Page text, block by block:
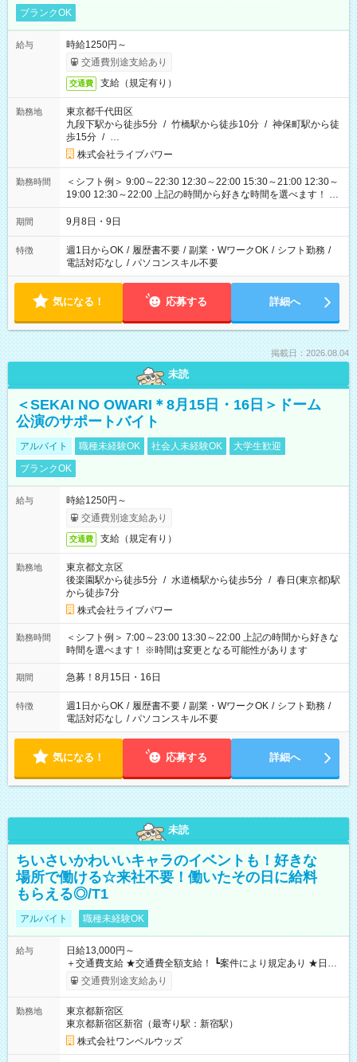
ブランクOK
給与
時給1250円～
交通費別途支給あり
交通費 支給（規定有り）
勤務地
東京都千代田区
九段下駅から徒歩5分 / 竹橋駅から徒歩10分 / 神保町駅から徒
歩15分 / …
株式会社ライブパワー
勤務時間
＜シフト例＞ 9:00～22:30 12:30～22:00 15:30～21:00 12:30～
19:00 12:30～22:00 上記の時間から好きな時間を選べます！ ※
時間は変更となる可能性があります
期間 9月8日・9日
特徴 週1日からOK / 履歴書不要 / 副業・WワークOK / シフト勤務 /
電話対応なし / パソコンスキル不要
気になる！ 応募する 詳細へ
掲載日：2026.08.04
未読
＜SEKAI NO OWARI＊8月15日・16日＞ドーム
公演のサポートバイト
アルバイト 職種未経験OK 社会人未経験OK
大学生歓迎
ブランクOK
給与
時給1250円～
交通費別途支給あり
交通費 支給（規定有り）
勤務地
東京都文京区
後楽園駅から徒歩5分 / 水道橋駅から徒歩5分 / 春日(東京都)駅
から徒歩7分
株式会社ライブパワー
勤務時間
＜シフト例＞ 7:00～23:00 13:30～22:00 上記の時間から好きな
時間を選べます！ ※時間は変更となる可能性があります
期間 急募！8月15日・16日
特徴 週1日からOK / 履歴書不要 / 副業・WワークOK / シフト勤務 /
電話対応なし / パソコンスキル不要
気になる！ 応募する 詳細へ
未読
ちいさいかわいいキャラのイベントも！好きな
場所で働ける☆来社不要！働いたその日に給料
もらえる◎/T1
アルバイト 職種未経験OK
給与
日給13,000円～
＋交通費支給 ★交通費全額支給！ ┗案件により規定あり ★日払
いOK！（規定あり） ┗働いたその日に現金GET♪ お仕事後はコ
ンビニATMから 日払い分を引き落とせます！ 【試用期間】試
交通費別途支給あり
勤務地
東京都新宿区
東京都新宿区新宿（最寄り駅：新宿駅）
株式会社ワンベルウッズ